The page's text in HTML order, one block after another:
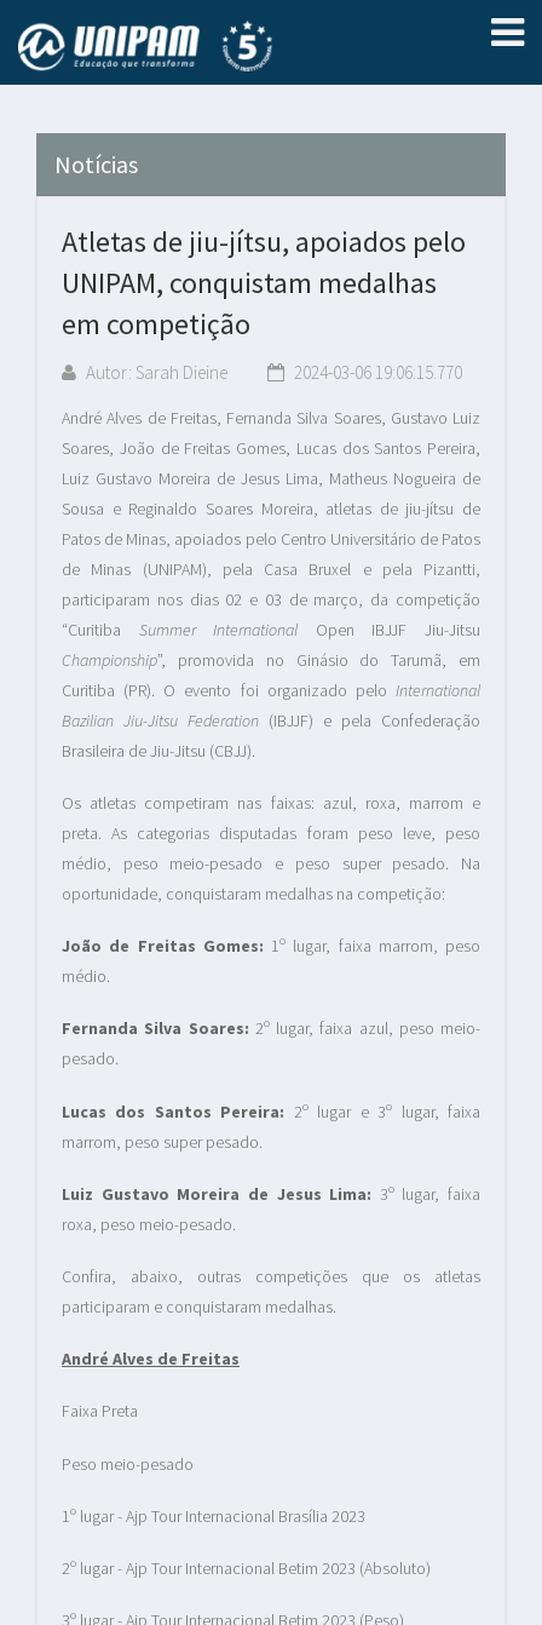
Notícias
Atletas de jiu-jítsu, apoiados pelo
UNIPAM, conquistam medalhas
em competição
Autor: Sarah Dieine 2024-03-06 19:06:15.770
André Alves de Freitas, Fernanda Silva Soares, Gustavo Luiz
Soares, João de Freitas Gomes, Lucas dos Santos Pereira,
Luiz Gustavo Moreira de Jesus Lima, Matheus Nogueira de
Sousa e Reginaldo Soares Moreira, atletas de jiu-jítsu de
Patos de Minas, apoiados pelo Centro Universitário de Patos
de Minas (UNIPAM), pela Casa Bruxel e pela Pizantti,
participaram nos dias 02 e 03 de março, da competição
“Curitiba Summer International Open IBJJF Jiu-Jitsu
Championship”, promovida no Ginásio do Tarumã, em
Curitiba (PR). O evento foi organizado pelo International
Bazilian Jiu-Jitsu Federation (IBJJF) e pela Confederação
Brasileira de Jiu-Jitsu (CBJJ).
Os atletas competiram nas faixas: azul, roxa, marrom e
preta. As categorias disputadas foram peso leve, peso
médio, peso meio-pesado e peso super pesado. Na
oportunidade, conquistaram medalhas na competição:
João de Freitas Gomes: 1º lugar, faixa marrom, peso
médio.
Fernanda Silva Soares: 2º lugar, faixa azul, peso meio-
pesado.
Lucas dos Santos Pereira: 2º lugar e 3º lugar, faixa
marrom, peso super pesado.
Luiz Gustavo Moreira de Jesus Lima: 3º lugar, faixa
roxa, peso meio-pesado.
Confira, abaixo, outras competições que os atletas
participaram e conquistaram medalhas.
André Alves de Freitas
Faixa Preta
Peso meio-pesado
1º lugar - Ajp Tour Internacional Brasília 2023
2º lugar - Ajp Tour Internacional Betim 2023 (Absoluto)
3º lugar - Ajp Tour Internacional Betim 2023 (Peso)